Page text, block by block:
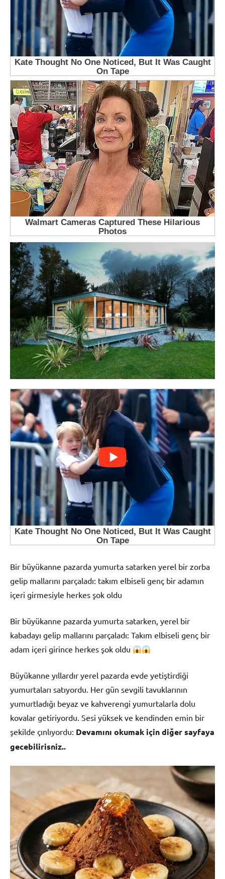
Bir büyükanne pazarda yumurta satarken yerel bir zorba
gelip mallarını parçaladı: takım elbiseli genç bir adamın
içeri girmesiyle herkes şok oldu
Bir büyükanne pazarda yumurta satarken, yerel bir
kabadayı gelip mallarını parçaladı: Takım elbiseli genç bir
adam içeri girince herkes şok oldu
Büyükanne yıllardır yerel pazarda evde yetiştirdiği
yumurtaları satıyordu. Her gün sevgili tavuklarının
yumurtladığı beyaz ve kahverengi yumurtalarla dolu
kovalar getiriyordu. Sesi yüksek ve kendinden emin bir
şekilde çınlıyordu: Devamını okumak için diğer sayfaya
gecebilirisniz..